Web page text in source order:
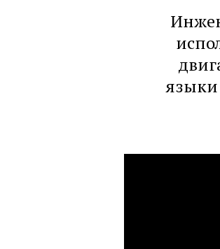
языки